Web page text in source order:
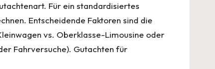
Für ein standardisiertes
Entscheidende Faktoren sind die
vs. Oberklasse-Limousine oder
Fahrversuche). Gutachten für